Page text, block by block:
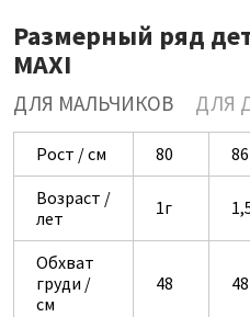
Размерный ряд
MAXI
ДЛЯ МАЛЬЧИКОВ ДЛЯ
Рост / см 80 86
Возраст /
лет
1г
Обхват
груди /
см
48 48